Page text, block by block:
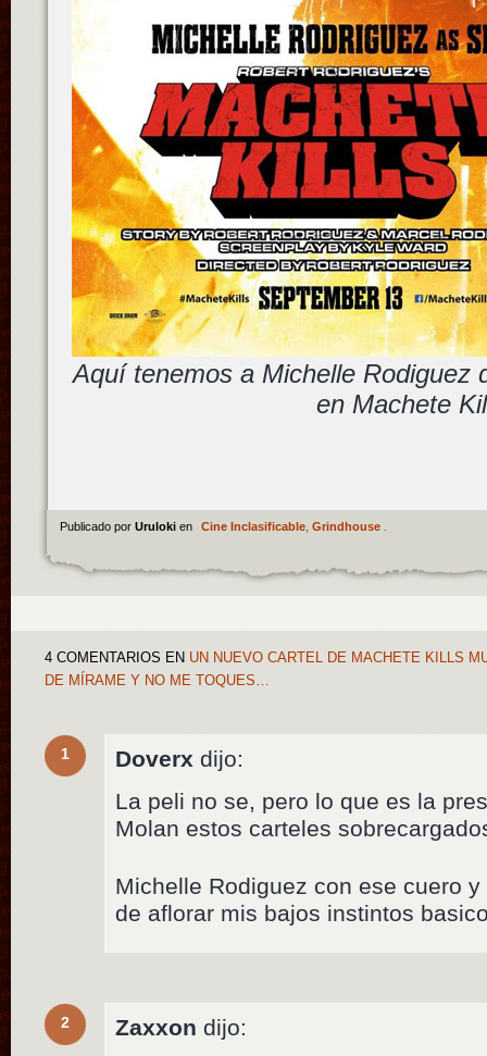
Aquí tenemos a Michelle Rodiguez
en Machete
Publicado por Uruloki en Cine Inclasificable, Grindhouse.
4 COMENTARIOS EN UN NUEVO CARTEL DE MACHETE KILLS
DE MÍRAME Y NO ME TOQUES…
1 Doverx dijo:
La peli no se, pero lo que es la
Molan estos carteles
Michelle Rodiguez con ese cuero
de aflorar mis bajos instintos
2 Zaxxon dijo: